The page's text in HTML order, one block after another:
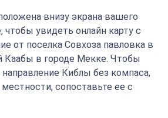
внизу экрана вашего
увидеть онлайн карту с
от поселка Совхоза павловка в
Каабы в городе Мекке. Чтобы
Киблы без компаса,
сопоставьте ее с